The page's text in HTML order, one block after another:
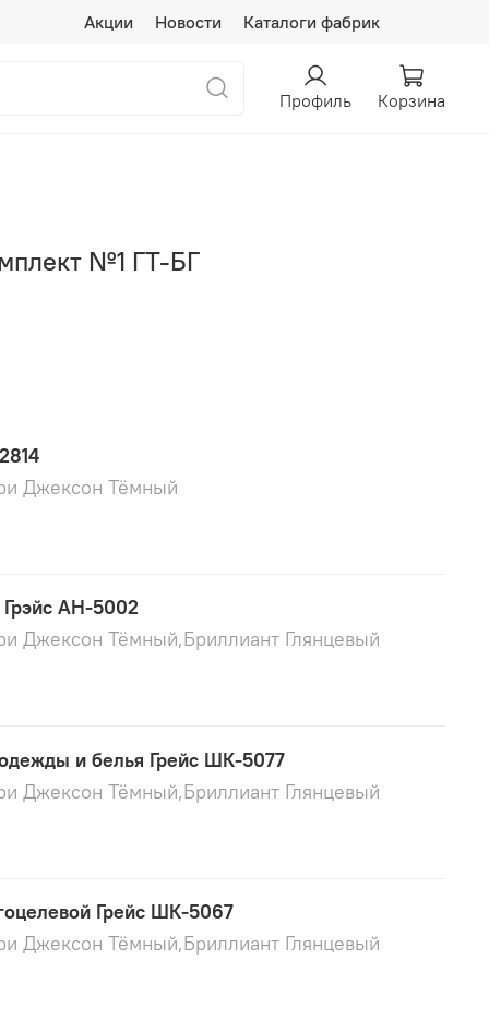
Акции Новости Каталоги фабрик
Профиль Корзина
№1 ГТ-БГ
Джексон Тёмный
АН-5002
Джексон Тёмный,Бриллиант Глянцевый
и белья Грейс ШК-5077
Джексон Тёмный,Бриллиант Глянцевый
Грейс ШК-5067
Джексон Тёмный,Бриллиант Глянцевый